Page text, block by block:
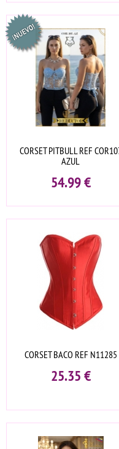
CORSET PITBULL REF
AZUL
54.99€
CORSET BACO REF N11285
25.35€